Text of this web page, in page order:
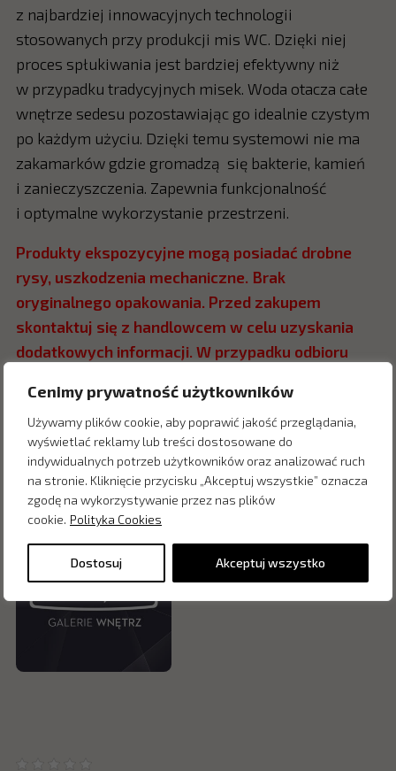
Cenimy prywatność użytkowników
Używamy plików cookie, aby poprawić jakość przeglądania,
wyświetlać reklamy lub treści dostosowane do
indywidualnych potrzeb użytkowników oraz analizować ruch
na stronie. Kliknięcie przycisku „Akceptuj wszystkie” oznacza
zgodę na wykorzystywanie przez nas plików
cookie. Polityka Cookies
Dostosuj Akceptuj wszystko
z najbardziej innowacyjnych technologii
stosowanych przy produkcji mis WC. Dzięki niej
proces spłukiwania jest bardziej efektywny niż
w przypadku tradycyjnych misek. Woda otacza całe
wnętrze sedesu pozostawiając go idealnie czystym
po każdym użyciu. Dzięki temu systemowi nie ma
zakamarków gdzie gromadzą się bakterie, kamień
i zanieczyszczenia. Zapewnia funkcjonalność
i optymalne wykorzystanie przestrzeni.
Produkty ekspozycyjne mogą posiadać drobne
rysy, uszkodzenia mechaniczne. Brak
oryginalnego opakowania. Przed zakupem
skontaktuj się z handlowcem w celu uzyskania
dodatkowych informacji. W przypadku odbioru
Katowice.
Zapytaj o cenę w salonie: